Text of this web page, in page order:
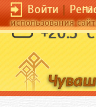
Войти|
использования
+20.5 °C